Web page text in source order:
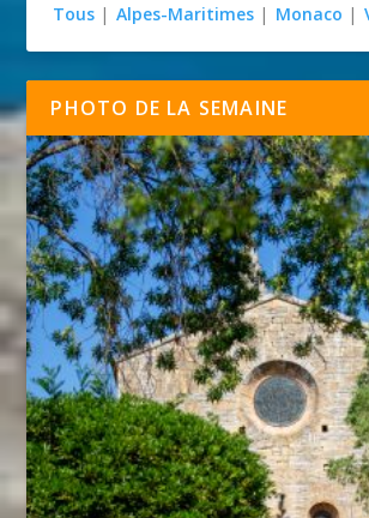
Tous | Alpes-Maritimes | Monaco |
PHOTO DE LA SEMAINE